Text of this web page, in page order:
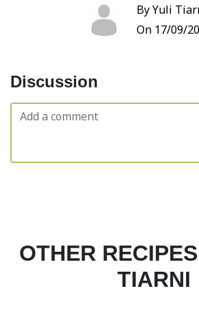
By Yuli
On 17/09/
Discussion
OTHER
TIARNI